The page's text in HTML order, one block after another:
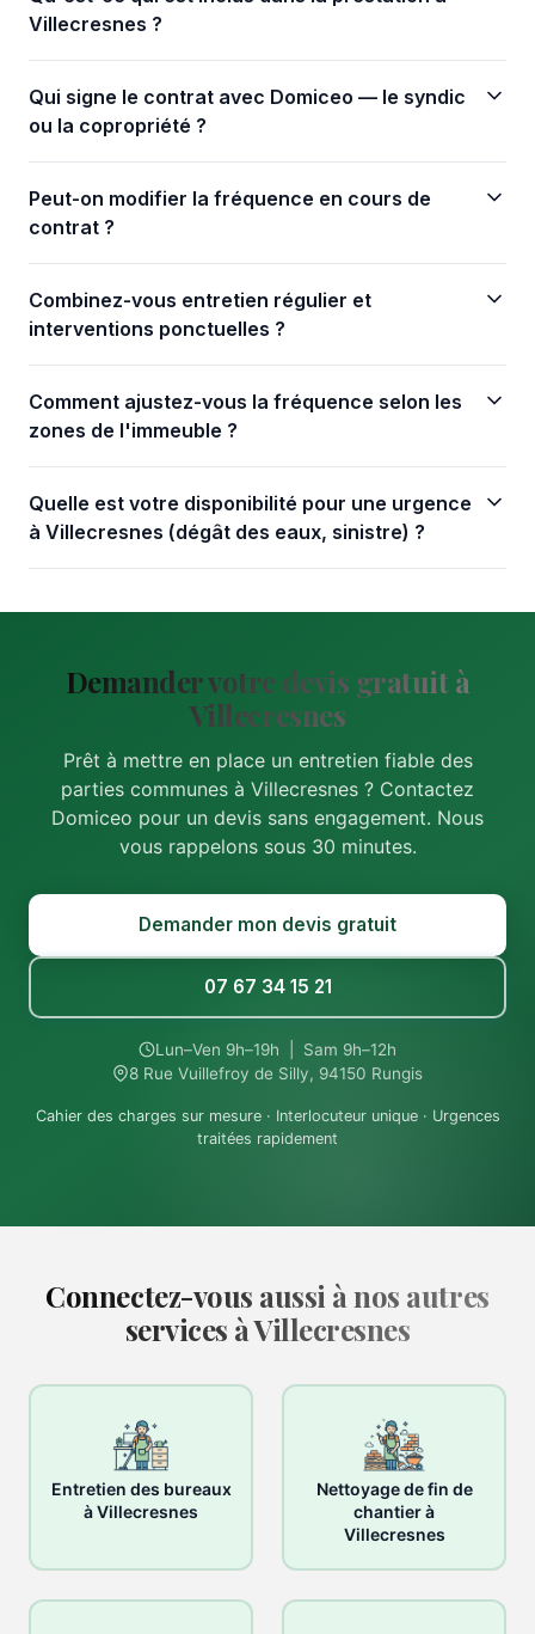
Villecresnes ?
Qui signe le contrat avec Domiceo — le syndic
ou la copropriété ?
Peut-on modifier la fréquence en cours de
contrat ?
Combinez-vous entretien régulier et
interventions ponctuelles ?
Comment ajustez-vous la fréquence selon les
zones de l'immeuble ?
Quelle est votre disponibilité pour une urgence
à Villecresnes (dégât des eaux, sinistre) ?
Demander votre devis gratuit à
Villecresnes
Prêt à mettre en place un entretien fiable des
parties communes à Villecresnes ? Contactez
Domiceo pour un devis sans engagement. Nous
vous rappelons sous 30 minutes.
Demander mon devis gratuit
07 67 34 15 21
Lun–Ven 9h–19h | Sam 9h–12h
8 Rue Vuillefroy de Silly, 94150 Rungis
Cahier des charges sur mesure · Interlocuteur unique · Urgences
traitées rapidement
Connectez-vous aussi à nos autres
services à Villecresnes
Entretien des bureaux
à Villecresnes
Nettoyage de fin de
chantier à
Villecresnes